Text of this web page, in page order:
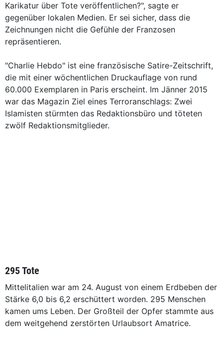
Karikatur über Tote veröffentlichen?", sagte er
gegenüber lokalen Medien. Er sei sicher, dass die
Zeichnungen nicht die Gefühle der Franzosen
repräsentieren.
"Charlie Hebdo" ist eine französische Satire-Zeitschrift,
die mit einer wöchentlichen Druckauflage von rund
60.000 Exemplaren in Paris erscheint. Im Jänner 2015
war das Magazin Ziel eines Terroranschlags: Zwei
Islamisten stürmten das Redaktionsbüro und töteten
zwölf Redaktionsmitglieder.
295 Tote
Mittelitalien war am 24. August von einem Erdbeben der
Stärke 6,0 bis 6,2 erschüttert worden. 295 Menschen
kamen ums Leben. Der Großteil der Opfer stammte aus
dem weitgehend zerstörten Urlaubsort Amatrice.